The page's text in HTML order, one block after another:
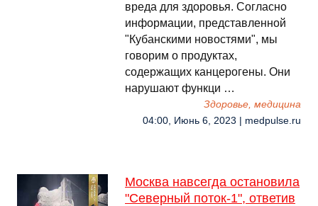
вреда для здоровья. Согласно
информации, представленной
"Кубанскими новостями", мы
говорим о продуктах,
содержащих канцерогены. Они
нарушают функци …
Здоровье, медицина
04:00, Июнь 6, 2023 | medpulse.ru
Москва навсегда остановила
"Северный поток-1", ответив